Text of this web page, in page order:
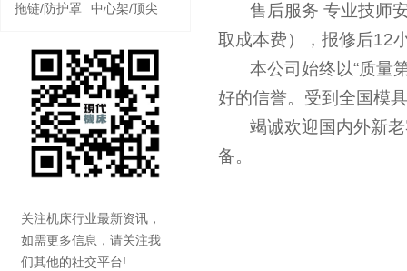
拖链/防护罩
中心架/顶尖
关注机床行业最新资讯，
如需更多信息，请关注我
们其他的社交平台!
售后服务 专业技师安
取成本费），报修后12
本公司始终以“质量第
好的信誉。受到全国模
竭诚欢迎国内外新老
备。